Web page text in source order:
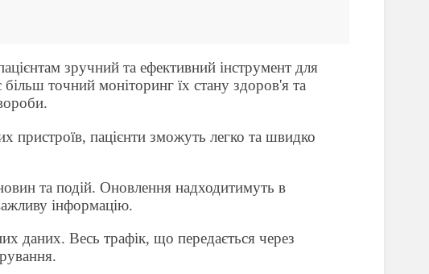
зручний та ефективний інструмент для
точний моніторинг їх стану здоров'я та
пристроїв, пацієнти зможуть легко та швидко
та подій. Оновлення надходитимуть в
інформацію.
даних. Весь трафік, що передається через
.